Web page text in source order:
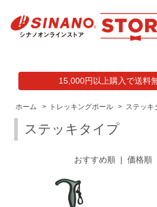
15,000円以上購入で送料
ホーム > トレッキングポール > ステッキ
ステッキタイプ
おすすめ順| 価格順